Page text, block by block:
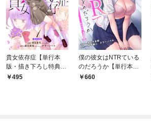
貴女依存症【単行本
版・描き下ろし特典付
き】 1
495
僕の彼女はNTRている
のだろうか【単行本
版・特典付き】 1
660